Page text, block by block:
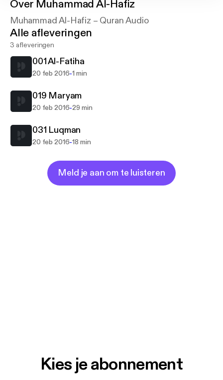
Over Muhammad Al-Hafiz
Muhammad Al-Hafiz – Quran Audio
Alle afleveringen
3 afleveringen
001 Al-Fatiha
20 feb 2016-1 min
019 Maryam
20 feb 2016-29 min
031 Luqman
20 feb 2016-18 min
Meld je aan om te luisteren
Kies je abonnement